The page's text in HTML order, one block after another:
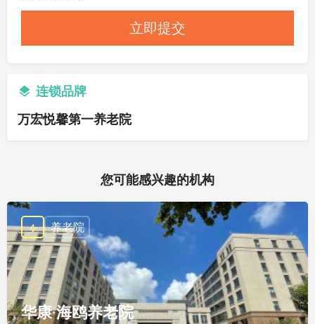
连锁品牌
万宏悦馨第一养老院
您可能感兴趣的机构
华康·海鸥养老院
养老院